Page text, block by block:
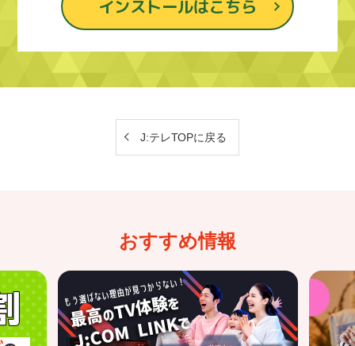
インストールはこちら
J:テレTOPに戻る
おすすめ情報